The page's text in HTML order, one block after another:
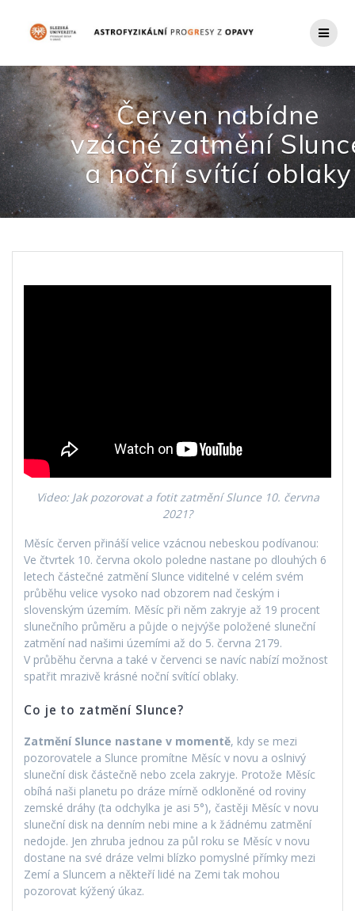
obsah
Červen nabídne
vzácné zatmění
a noční svítící oblaky
Video: Jak pozorovat a fotit zatmění Slunce 10. června
2021?
Měsíc červen přináší velice vzácnou nebeskou podívanou:
Ve čtvrtek 10. června okolo poledne nastane po dlouhých 6
letech částečné zatmění Slunce viditelné v celém svém
průběhu velice vysoko nad obzorem nad českým i
slovenským územím. Měsíc při něm zakryje až 19 procent
slunečního průměru a půjde o nejvýše položené sluneční
zatmění nad našimi územími až do 5. června 2179.
V průběhu června a také v červenci se navíc nabízí možnost
spatřit mrazivě krásné noční svítící oblaky.
Co je to zatmění Slunce?
Zatmění Slunce nastane v momentě, kdy se mezi
pozorovatele a Slunce promítne Měsíc v novu a oslnivý
sluneční disk částečně nebo zcela zakryje. Protože Měsíc
obíhá naši planetu po dráze mírně odkloněné od roviny
zemské dráhy (ta odchylka je asi 5°), častěji Měsíc v novu
sluneční disk na denním nebi mine a k žádnému zatmění
nedojde. Jen zhruba jednou za půl roku se Měsíc v novu
dostane na své dráze velmi blízko pomyslné přímky mezi
Zemí a Sluncem a někteří lidé na Zemi tak mohou
pozorovat kýžený úkaz.